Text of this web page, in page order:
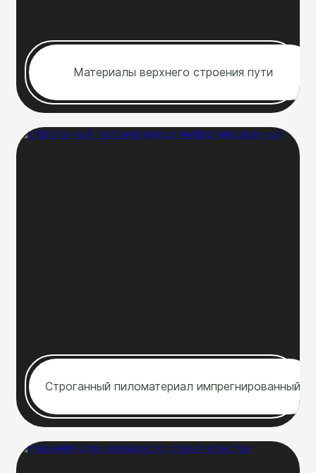
Материалы верхнего строения пути
Строганный пиломатериал импрегнированный